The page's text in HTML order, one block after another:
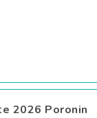
2026 Poronin